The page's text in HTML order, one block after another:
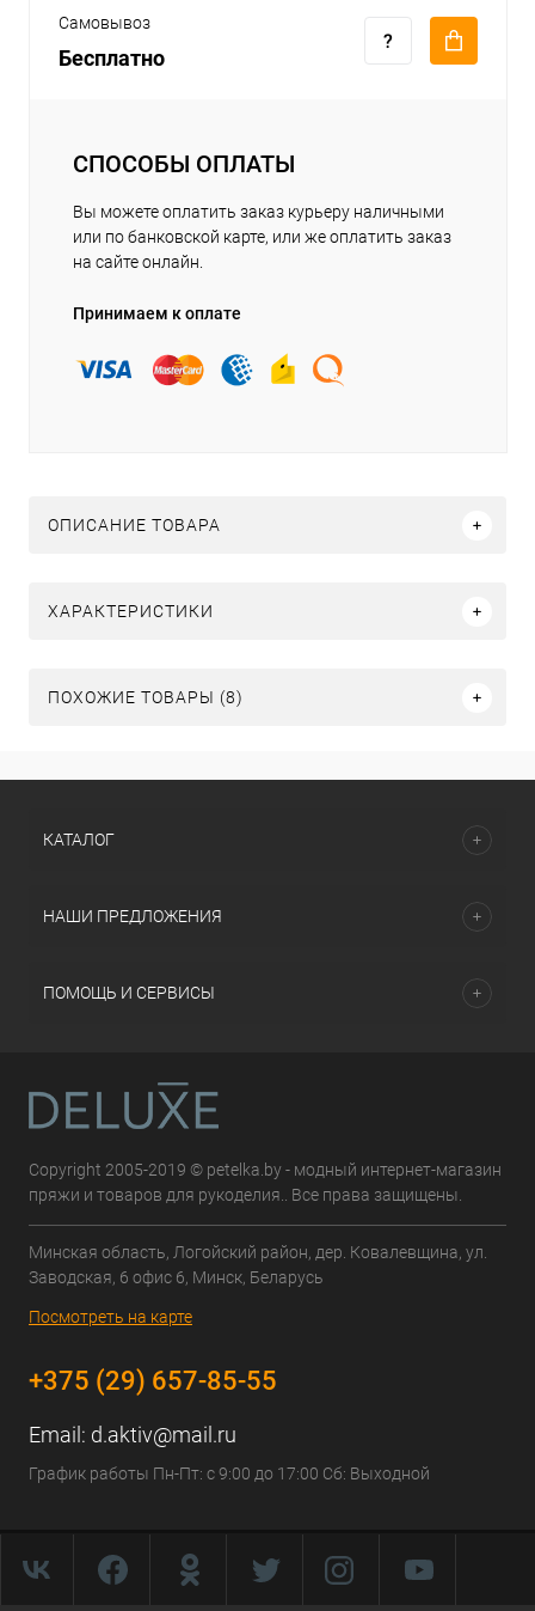
Самовывоз
Бесплатно
СПОСОБЫ ОПЛАТЫ
Вы можете оплатить заказ курьеру наличными
или по банковской карте, или же оплатить заказ
на сайте онлайн.
Принимаем к оплате
ОПИСАНИЕ ТОВАРА
ХАРАКТЕРИСТИКИ
ПОХОЖИЕ ТОВАРЫ (8)
КАТАЛОГ
НАШИ ПРЕДЛОЖЕНИЯ
ПОМОЩЬ И СЕРВИСЫ
Copyright 2005-2019 © petelka.by - модный интернет-магазин
пряжи и товаров для рукоделия.. Все права защищены.
Минская область, Логойский район, дер. Ковалевщина, ул.
Заводская, 6 офис 6, Минск, Беларусь
Посмотреть на карте
+375 (29) 657-85-55
Email: d.aktiv@mail.ru
График работы Пн-Пт: с 9:00 до 17:00 Сб: Выходной